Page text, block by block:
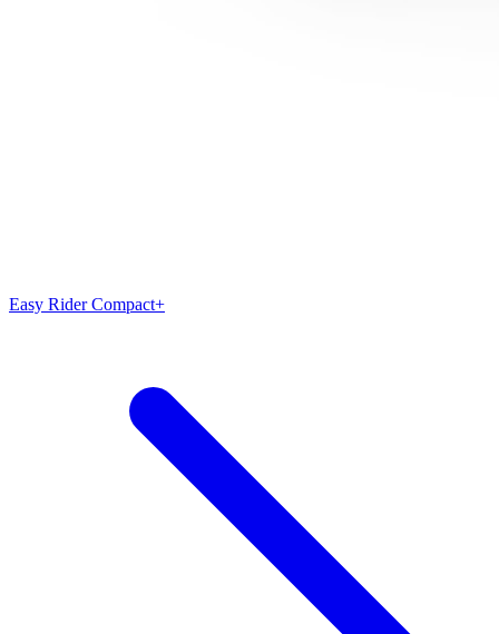
Easy Rider Compact+